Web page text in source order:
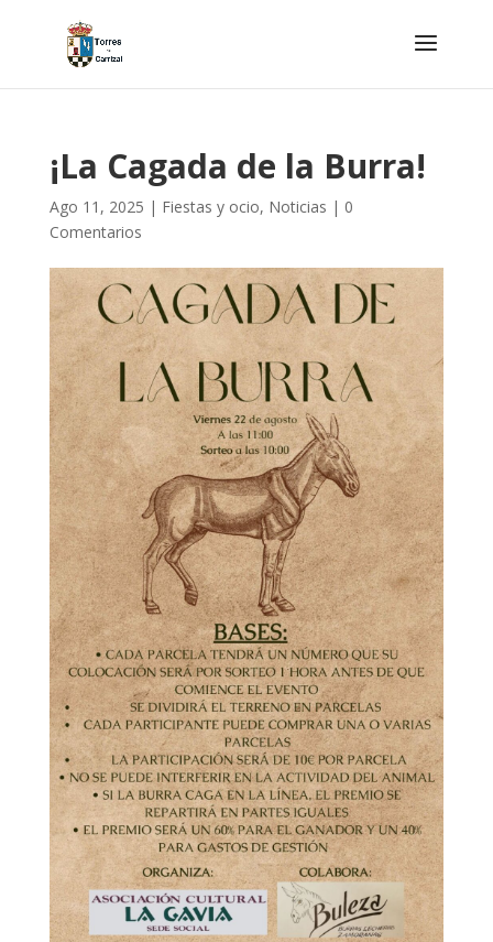
¡La Cagada de la Burra!
Ago 11, 2025 | Fiestas y ocio, Noticias | 0
Comentarios